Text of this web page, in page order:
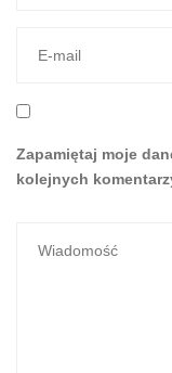
Zapamiętaj moje
kolejnych